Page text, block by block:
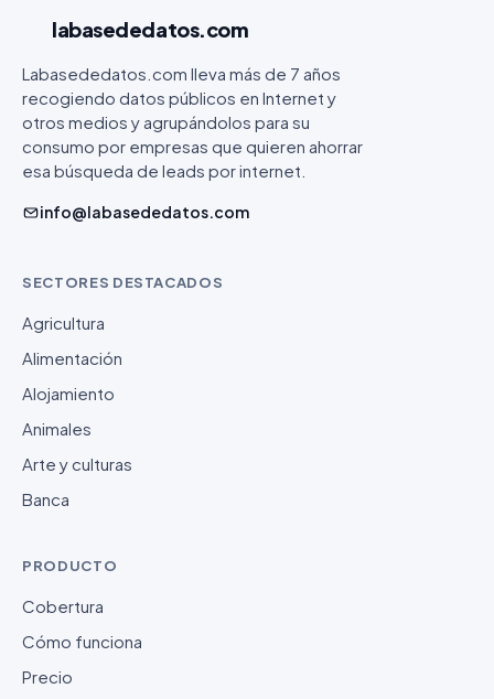
labasededatos.com
Labasededatos.com lleva más de 7 años
recogiendo datos públicos en Internet y
otros medios y agrupándolos para su
consumo por empresas que quieren ahorrar
esa búsqueda de leads por internet.
info@labasededatos.com
SECTORES DESTACADOS
Agricultura
Alimentación
Alojamiento
Animales
Arte y culturas
Banca
PRODUCTO
Cobertura
Cómo funciona
Precio